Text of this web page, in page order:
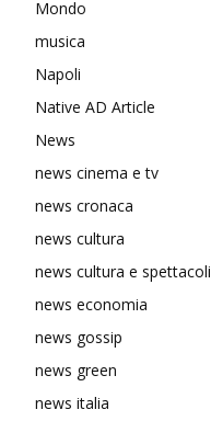
Mondo
musica
Napoli
Native AD Article
News
news cinema e tv
news cronaca
news cultura
news cultura e spettacoli
news economia
news gossip
news green
news italia